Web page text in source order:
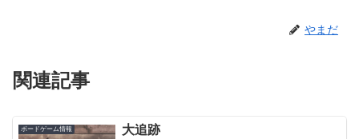
やまだ
関連記事
ボードゲーム情報 大追跡